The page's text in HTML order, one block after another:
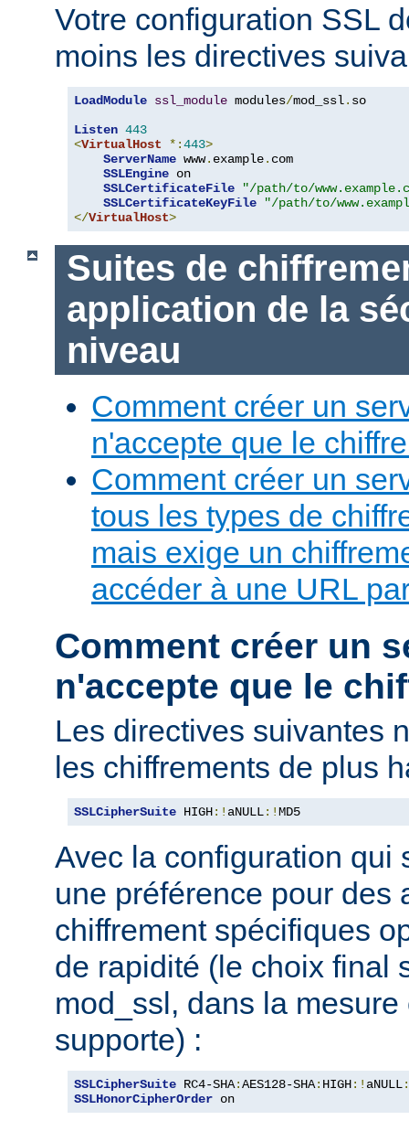
Votre configuration SSL
moins les directives
LoadModule ssl_module modules/mod_ssl. so
Listen 443
<VirtualHost *:443>
ServerName www. example. com
SSLEngine on
SSLCertificateFile
"/path/to/
SSLCertificateKeyFile
"/path/to/
</VirtualHost>
Suites de
application de la
niveau
Comment créer un
n'accepte que le
Comment créer un
tous les types de
mais exige un
accéder à une URL
Comment créer un
n'accepte que le
Les directives suivantes
les chiffrements de plus
SSLCipherSuite HIGH:! aNULL:!MD5
Avec la configuration qui
une préférence pour des
chiffrement spécifiques
de rapidité (le choix final
mod_ssl, dans la
supporte) :
SSLCipherSuite RC4-SHA:AES128-SHA: HIGH:! aNULL
SSLHonorCipherOrder on